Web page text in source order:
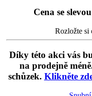
Cena se
Rozložte si
Díky této akci vás
na prodejně
schůzek. Klikněte